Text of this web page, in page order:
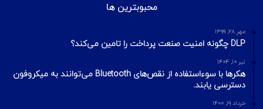
محبوبترین ها
مهر ۲۸, ۱۳۹۹
DLP چگونه امنیت صنعت پرداخت را تامین می‌کند؟
تیر ۱۰, ۱۴۰۴
هکرها با سوءاستفاده از نقص‌های Bluetooth می‌توانند به میکروفون
دسترسی یابند.
خرداد ۱۹, ۱۴۰۰